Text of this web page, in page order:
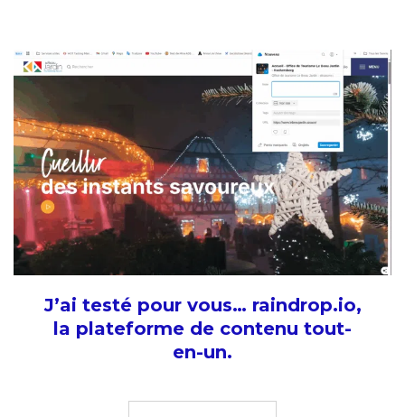
J’ai testé pour vous… raindrop.io,
la plateforme de contenu tout-
en-un.